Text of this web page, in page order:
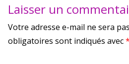
Laisser un
Votre adresse e-mail ne sera
obligatoires sont indiqués avec*